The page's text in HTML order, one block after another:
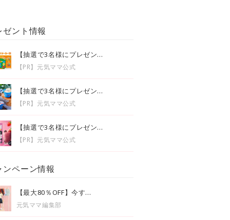
ゼント情報
【抽選で3名様にプレゼン...
【PR】元気ママ公式
【抽選で3名様にプレゼン...
【PR】元気ママ公式
【抽選で3名様にプレゼン...
【PR】元気ママ公式
ンペーン情報
【最大80％OFF】今す...
元気ママ編集部